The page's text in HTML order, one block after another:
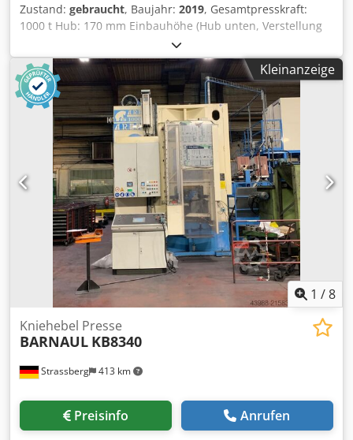
Zustand: gebraucht, Baujahr: 2019, Gesamtpresskraft:
1000 t Hub: 170 mm Einbauhöhe (Hub unten, Verstellung
oben): 490 mm Stößelverstellung: 16 mm Max. Hubzahl: 32
min-1 Tischaufspannfläche ca.: 800x800 mm Abmessung
obere Auspannplatte: 825x860 mm Abstand zwischen den
Ständern L-R: 900 mm Oberer Auswerfer Hub: 16 mm
Oberer Auswerfer Kraft: 10 t Unterer Auswerfer Hub: 80
mm Unterer Auswerfer Kraft: 32 t Abmessungen LxBxH:
2950x1950x4090 mm Gewicht Maschine : 26 kg
Hauptantrieb: 33,5 kW Dcjdsywztgspfx Ab Uek
Zusatzausstattung
Kleinanzeige
1 /8
Strassberg 413 km
Kniehebel Presse
BARNAUL KB8340
Preisinfo Anrufen